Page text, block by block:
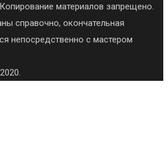
материалов запрещено.
справочно, окончательная
непосредственно с мастером